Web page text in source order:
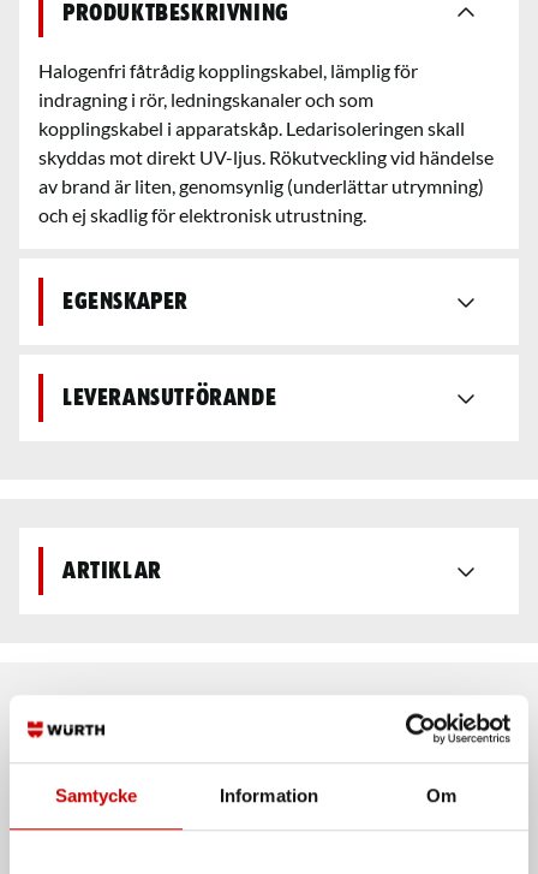
Samtycke Information Om
Produktbeskrivning
Halogenfri fåtrådig kopplingskabel, lämplig för
indragning i rör, ledningskanaler och som
kopplingskabel i apparatskåp. Ledarisoleringen skall
skyddas mot direkt UV-ljus. Rökutveckling vid händelse
av brand är liten, genomsynlig (underlättar utrymning)
och ej skadlig för elektronisk utrustning.
Egenskaper
Leveransutförande
Artiklar
Rekommenderat baserat på vald produkt